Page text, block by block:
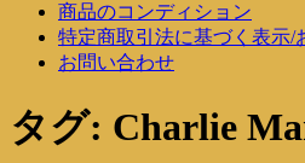
商品のコンディション
特定商取引法に基づく表示/
お問い合わせ
タグ: Charlie